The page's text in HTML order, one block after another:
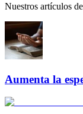
Nuestros artículos
Aumenta la